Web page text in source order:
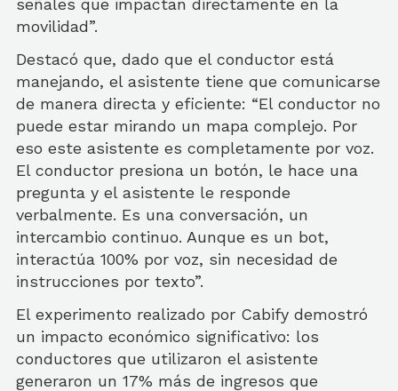
señales que impactan directamente en la
movilidad”.
Destacó que, dado que el conductor está
manejando, el asistente tiene que comunicarse
de manera directa y eficiente: “El conductor no
puede estar mirando un mapa complejo. Por
eso este asistente es completamente por voz.
El conductor presiona un botón, le hace una
pregunta y el asistente le responde
verbalmente. Es una conversación, un
intercambio continuo. Aunque es un bot,
interactúa 100% por voz, sin necesidad de
instrucciones por texto”.
El experimento realizado por Cabify demostró
un impacto económico significativo: los
conductores que utilizaron el asistente
generaron un 17% más de ingresos que